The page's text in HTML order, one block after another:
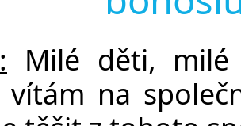
Milé děti,
vítám na